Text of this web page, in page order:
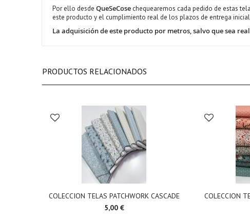
Por ello desde QueSeCose chequearemos cada pedido de estas
este producto y el cumplimiento real de los plazos de entrega
La adquisición de este producto por metros, salvo que sea
PRODUCTOS RELACIONADOS
COLECCION TELAS PATCHWORK CASCADE
5,00 €
COLECCION